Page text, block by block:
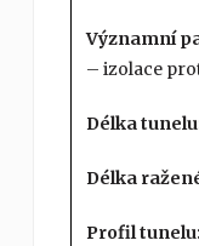
Významní
– izolace
Délka
Délka
Profil tunelu: